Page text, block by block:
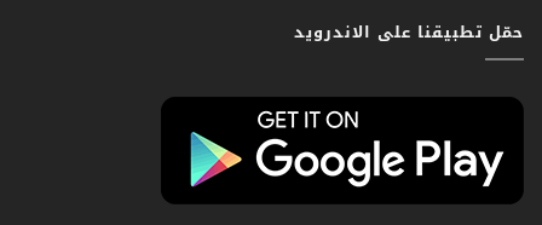
حمّل تطبيقنا على الاندرويد